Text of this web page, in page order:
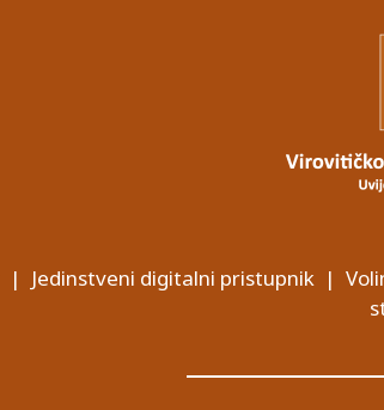
| Jedinstveni digitalni pristupnik|